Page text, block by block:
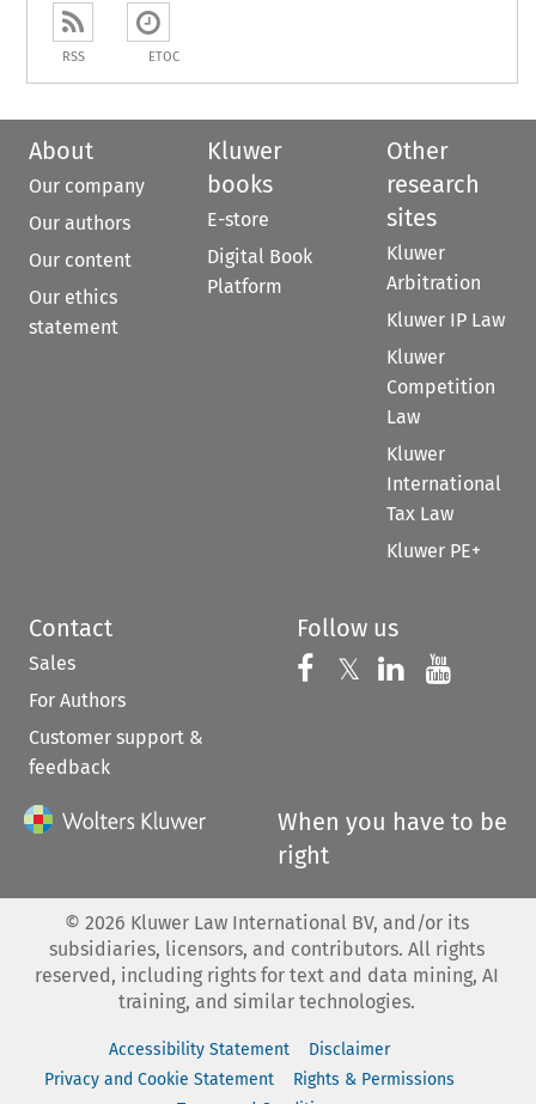
RSS ETOC
About
Our company
Our authors
Our content
Our ethics
statement
Kluwer
books
E-store
Digital Book
Platform
Other
research
sites
Kluwer
Arbitration
Kluwer IP Law
Kluwer
Competition
Law
Kluwer
International
Tax Law
Kluwer PE+
Contact
Sales
For Authors
Customer support &
feedback
Follow us
Follow us on
𝕏 Follow us on
Follow us
When you have to be
right
© 2026 Kluwer Law International BV, and/or its
subsidiaries, licensors, and contributors. All rights
reserved, including rights for text and data mining, AI
training, and similar technologies.
Accessibility Statement
Disclaimer
Privacy and Cookie Statement
Rights & Permissions